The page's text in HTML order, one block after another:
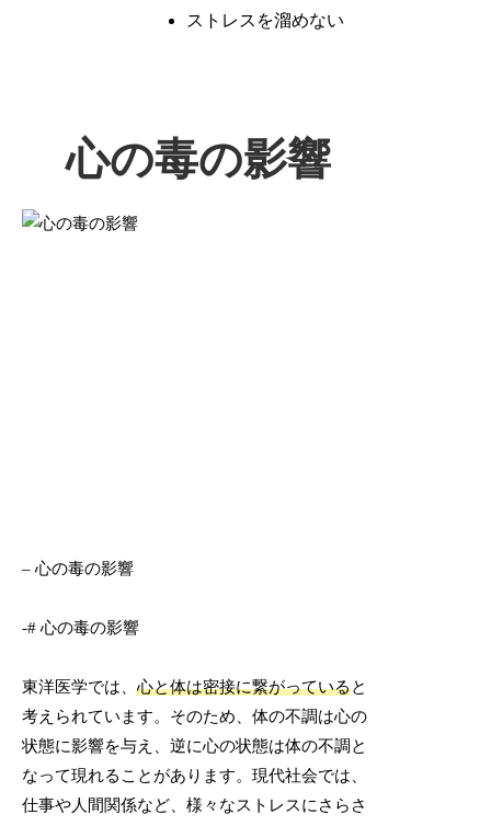
ストレスを溜めない
心の毒の影響
– 心の毒の影響
-# 心の毒の影響
東洋医学では、心と体は密接に繋がっていると
考えられています。そのため、体の不調は心の
状態に影響を与え、逆に心の状態は体の不調と
なって現れることがあります。現代社会では、
仕事や人間関係など、様々なストレスにさらさ